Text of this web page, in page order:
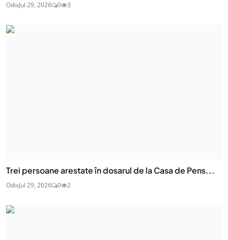
OdixJul 29, 2026 0 3
Trei persoane arestate în dosarul de la Casa de Pens...
OdixJul 29, 2026 0 2